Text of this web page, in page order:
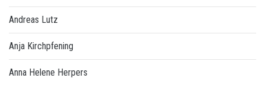
Andreas Lutz
Anja Kirchpfening
Anna Helene Herpers